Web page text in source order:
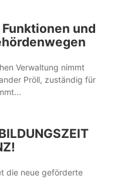
und
Verwaltung nimmt
Pröll, zuständig für
die neue geförderte